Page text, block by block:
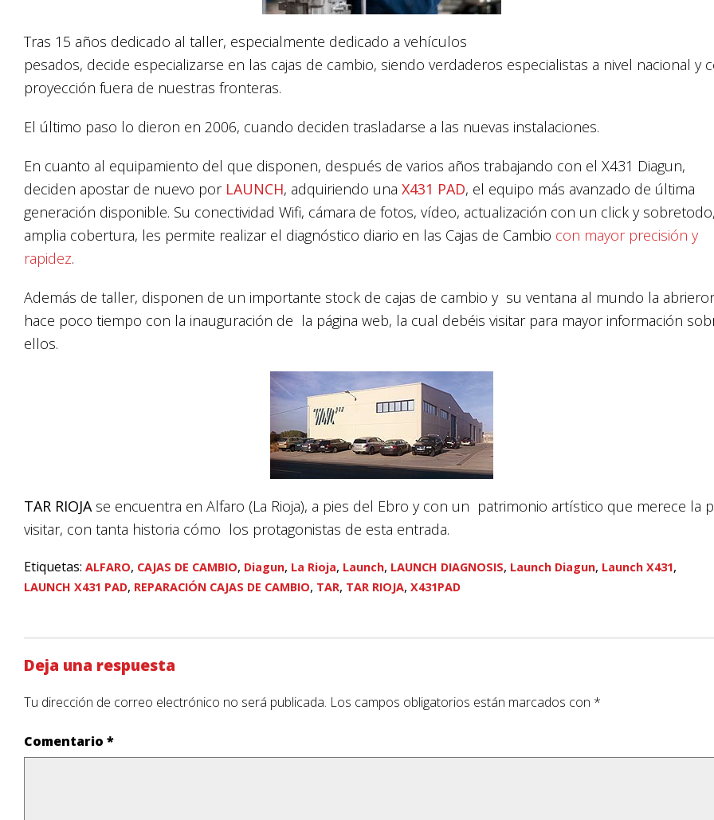
Tras 15 años dedicado al taller, especialmente dedicado a vehículos
pesados, decide especializarse en las cajas de cambio, siendo verdaderos especialistas a nivel nacional y
proyección fuera de nuestras fronteras.
El último paso lo dieron en 2006, cuando deciden trasladarse a las nuevas instalaciones.
En cuanto al equipamiento del que disponen, después de varios años trabajando con el X431 Diagun,
deciden apostar de nuevo por LAUNCH, adquiriendo una X431 PAD, el equipo más avanzado de última
generación disponible. Su conectividad Wifi, cámara de fotos, vídeo, actualización con un click y
amplia cobertura, les permite realizar el diagnóstico diario en las Cajas de Cambio con mayor precisión y
rapidez.
Además de taller, disponen de un importante stock de cajas de cambio y su ventana al mundo la
hace poco tiempo con la inauguración de la página web, la cual debéis visitar para mayor información
ellos.
TAR RIOJAse encuentra en Alfaro (La Rioja), a pies del Ebro y con un patrimonio artístico que merece la
visitar, con tanta historia cómo los protagonistas de esta entrada.
Etiquetas: ALFARO, CAJAS DE CAMBIO, Diagun, La Rioja, Launch, LAUNCH DIAGNOSIS, Launch Diagun, Launch X431,
LAUNCH X431 PAD, REPARACIÓN CAJAS DE CAMBIO, TAR, TAR RIOJA, X431PAD
Deja una respuesta
Tu dirección de correo electrónico no será publicada. Los campos obligatorios están marcados con *
Comentario *